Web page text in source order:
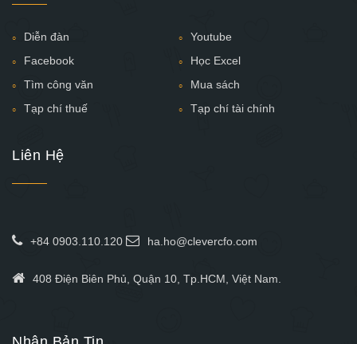
Diễn đàn
Youtube
Facebook
Học Excel
Tìm công văn
Mua sách
Tạp chí thuế
Tạp chí tài chính
Liên Hệ
+84 0903.110.120 ha.ho@clevercfo.com
408 Điện Biên Phủ, Quận 10, Tp.HCM, Việt Nam.